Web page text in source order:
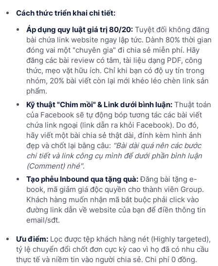
Cách thức triển khai chi tiết:
Áp dụng quy luật giá trị 80/20:Tuyệt đối không đăng
bài chứa link website ngay lập tức. Dành 80% thời gian
đóng vai một "chuyên gia" đi chia sẻ miễn phí. Hãy
đăng các bài review có tâm, tài liệu dạng PDF, công
thức, mẹo vặt hữu ích. Chỉ khi bạn có độ uy tín trong
nhóm, 20% bài viết còn lại mới khéo léo chèn link sản
phẩm.
Kỹ thuật "Chim mồi" & Link dưới bình luận:Thuật toán
của Facebook sẽ tự động bóp tương tác các bài viết
chứa link ngoại (link dẫn ra khỏi Facebook). Do đó,
hãy viết một bài chia sẻ thật dài, đính kèm hình ảnh
đẹp và chốt lại bằng câu: "Bài dài quá nên các bước
chi tiết và link công cụ mình để dưới phần bình luận
(Comment) nhé".
Tạo phễu Inbound qua tặng quà:Đăng bài tặng e-
book, mã giảm giá độc quyền cho thành viên Group.
Khách hàng muốn nhận mã bắt buộc phải click vào
đường link dẫn về website của bạn để điền thông tin
email/sđt.
Ưu điểm:Lọc được tệp khách hàng nét (Highly targeted),
tỷ lệ chuyển đổi chốt đơn cực kỳ cao vì họ đã có nhu cầu
thực tế và niềm tin vào người chia sẻ. Chi phí 0 đồng.